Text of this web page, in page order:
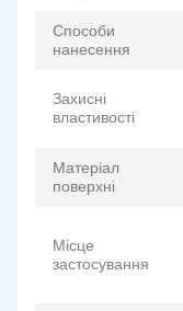
Способи
нанесення
Захисні
властивості
Матеріал
поверхні
Місце
застосування